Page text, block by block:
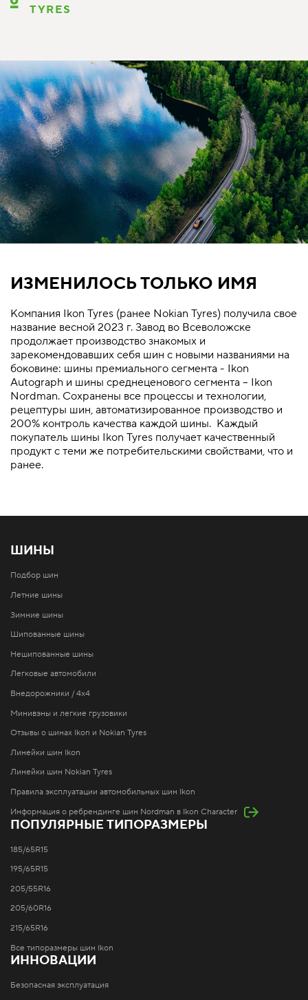
TYRES
ИЗМЕНИЛОСЬ ТОЛЬКО ИМЯ
Компания Ikon Tyres (ранее Nokian Tyres) получила свое
название весной 2023 г. Завод во Всеволожске
продолжает производство знакомых и
зарекомендовавших себя шин с новыми названиями на
боковине: шины премиального сегмента - Ikon
Autograph и шины среднеценового сегмента – Ikon
Nordman. Сохранены все процессы и технологии,
рецептуры шин, автоматизированное производство и
200% контроль качества каждой шины. Каждый
покупатель шины Ikon Tyres получает качественный
продукт с теми же потребительскими свойствами, что и
ранее.
ШИНЫ
Подбор шин
Летние шины
Зимние шины
Шипованные шины
Нешипованные шины
Легковые автомобили
Внедорожники / 4x4
Минивэны и легкие грузовики
Отзывы о шинах Ikon и Nokian Tyres
Линейки шин Ikon
Линейки шин Nokian Tyres
Правила эксплуатации автомобильных шин Ikon
Информация о ребрендинге шин Nordman в Ikon Character
ПОПУЛЯРНЫЕ ТИПОРАЗМЕРЫ
185/65R15
195/65R15
205/55R16
205/60R16
215/65R16
Все типоразмеры шин Ikon
ИННОВАЦИИ
Безопасная эксплуатация